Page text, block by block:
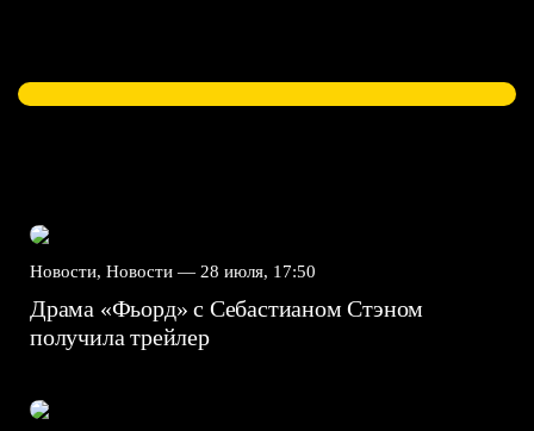
Новости, Новости — 28 июля, 17:50
Драма «Фьорд» с Себастианом Стэном
получила трейлер